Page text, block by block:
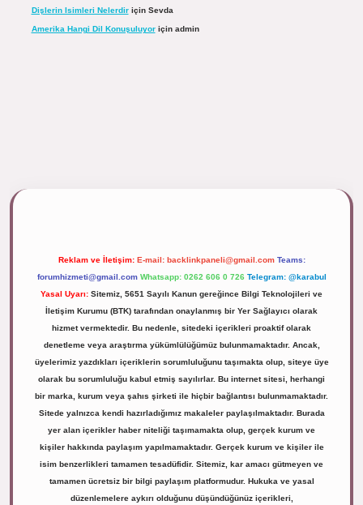
Dişlerin Isimleri Nelerdiriçin Sevda
Amerika Hangi Dil Konuşuluyoriçin admin
Reklam ve İletişim: E-mail: backlinkpaneli@gmail.com Teams:
forumhizmeti@gmail.com Whatsapp: 0262 606 0 726 Telegram: @karabul
Yasal Uyarı: Sitemiz, 5651 Sayılı Kanun gereğince Bilgi Teknolojileri ve
İletişim Kurumu (BTK) tarafından onaylanmış bir Yer Sağlayıcı olarak
hizmet vermektedir. Bu nedenle, sitedeki içerikleri proaktif olarak
denetleme veya araştırma yükümlülüğümüz bulunmamaktadır. Ancak,
üyelerimiz yazdıkları içeriklerin sorumluluğunu taşımakta olup, siteye üye
olarak bu sorumluluğu kabul etmiş sayılırlar. Bu internet sitesi, herhangi
bir marka, kurum veya şahıs şirketi ile hiçbir bağlantısı bulunmamaktadır.
Sitede yalnızca kendi hazırladığımız makaleler paylaşılmaktadır. Burada
yer alan içerikler haber niteliği taşımamakta olup, gerçek kurum ve
kişiler hakkında paylaşım yapılmamaktadır. Gerçek kurum ve kişiler ile
isim benzerlikleri tamamen tesadüfidir. Sitemiz, kar amacı gütmeyen ve
tamamen ücretsiz bir bilgi paylaşım platformudur. Hukuka ve yasal
düzenlemelere aykırı olduğunu düşündüğünüz içerikleri,